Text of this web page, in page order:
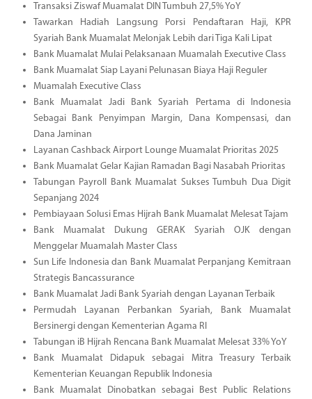
Transaksi Ziswaf Muamalat DIN Tumbuh 27,5% YoY
Tawarkan Hadiah Langsung Porsi Pendaftaran Haji, KPR
Syariah Bank Muamalat Melonjak Lebih dari Tiga Kali Lipat
Bank Muamalat Mulai Pelaksanaan Muamalah Executive Class
Bank Muamalat Siap Layani Pelunasan Biaya Haji Reguler
Muamalah Executive Class
Bank Muamalat Jadi Bank Syariah Pertama di Indonesia
Sebagai Bank Penyimpan Margin, Dana Kompensasi, dan
Dana Jaminan
Layanan Cashback Airport Lounge Muamalat Prioritas 2025
Bank Muamalat Gelar Kajian Ramadan Bagi Nasabah Prioritas
Tabungan Payroll Bank Muamalat Sukses Tumbuh Dua Digit
Sepanjang 2024
Pembiayaan Solusi Emas Hijrah Bank Muamalat Melesat Tajam
Bank Muamalat Dukung GERAK Syariah OJK dengan
Menggelar Muamalah Master Class
Sun Life Indonesia dan Bank Muamalat Perpanjang Kemitraan
Strategis Bancassurance
Bank Muamalat Jadi Bank Syariah dengan Layanan Terbaik
Permudah Layanan Perbankan Syariah, Bank Muamalat
Bersinergi dengan Kementerian Agama RI
Tabungan iB Hijrah Rencana Bank Muamalat Melesat 33% YoY
Bank Muamalat Didapuk sebagai Mitra Treasury Terbaik
Kementerian Keuangan Republik Indonesia
Bank Muamalat Dinobatkan sebagai Best Public Relations